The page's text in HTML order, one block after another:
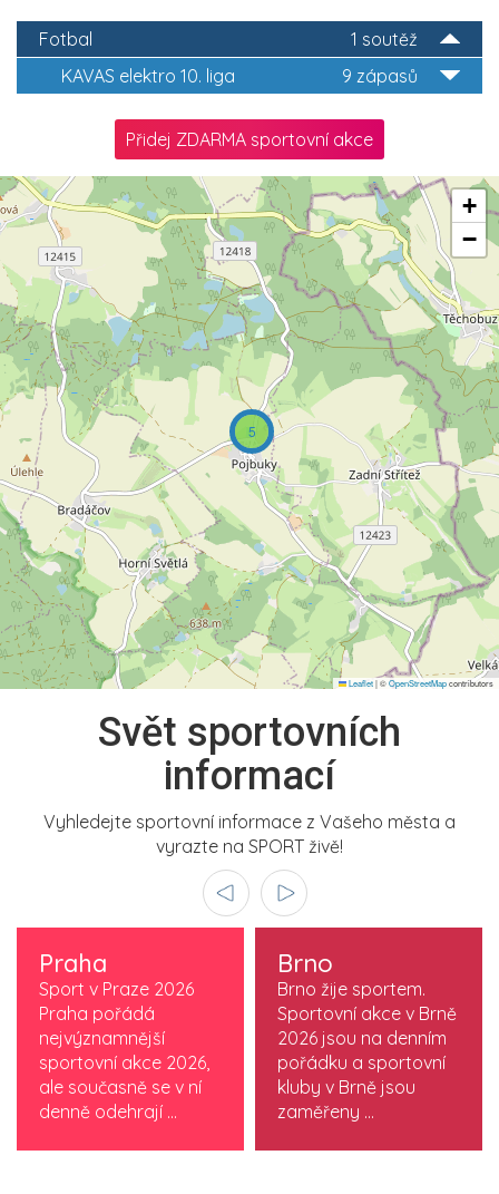
1 soutěž
Fotbal
9 zápasů
KAVAS elektro 10. liga
Přidej ZDARMA sportovní akce
5
+
−
Leaflet|©OpenStreetMapcontributors
Svět sportovních
informací
Vyhledejte sportovní informace z Vašeho města a
vyrazte na SPORT živě!
Praha
Sport v Praze 2026
Praha pořádá
nejvýznamnější
sportovní akce 2026,
ale současně se v ní
denně odehrají ...
Brno
Brno žije sportem.
Sportovní akce v Brně
2026 jsou na denním
pořádku a sportovní
kluby v Brně jsou
zaměřeny ...